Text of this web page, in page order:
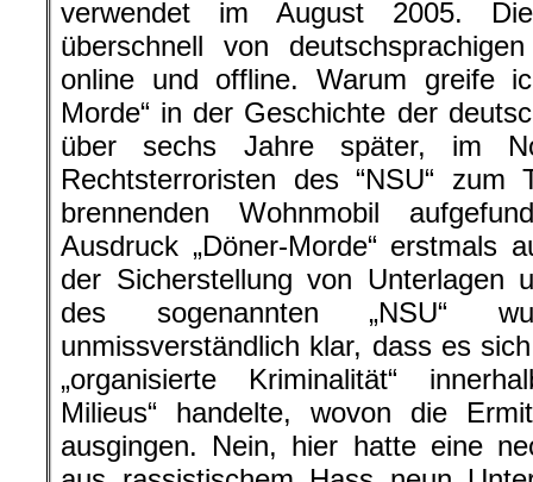
verwendet im August 2005.
überschnell von
online und offline. Warum greife
Morde“ in der Geschichte der
über sechs Jahre später, im
Rechtsterroristen des “NSU“ zum
brennenden Wohnmobil
Ausdruck „Döner-Morde“ erstmals
der Sicherstellung von Unterlagen
des sogenannten „NSU“
unmissverständlich klar, dass es
„organisierte Kriminalität“
Milieus“ handelte, wovon die
ausgingen. Nein, hier hatte eine